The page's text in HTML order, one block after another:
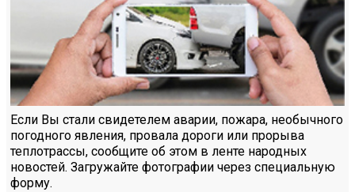
Если Вы стали свидетелем аварии, пожара, необычного
погодного явления, провала дороги или прорыва
теплотрассы, сообщите об этом в ленте народных
новостей. Загружайте фотографии через специальную
форму.